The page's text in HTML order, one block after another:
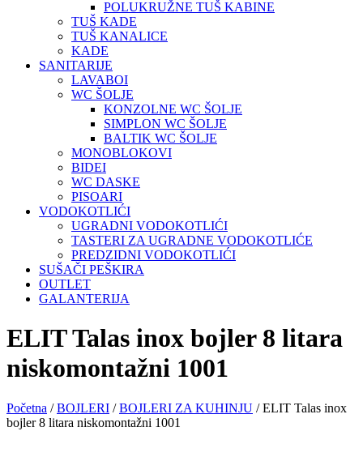
POLUKRUŽNE TUŠ KABINE
TUŠ KADE
TUŠ KANALICE
KADE
SANITARIJE
LAVABOI
WC ŠOLJE
KONZOLNE WC ŠOLJE
SIMPLON WC ŠOLJE
BALTIK WC ŠOLJE
MONOBLOKOVI
BIDEI
WC DASKE
PISOARI
VODOKOTLIĆI
UGRADNI VODOKOTLIĆI
TASTERI ZA UGRADNE VODOKOTLIĆE
PREDZIDNI VODOKOTLIĆI
SUŠAČI PEŠKIRA
OUTLET
GALANTERIJA
ELIT Talas inox bojler 8 litara
niskomontažni 1001
Početna /BOJLERI /BOJLERI ZA KUHINJU / ELIT Talas inox
bojler 8 litara niskomontažni 1001